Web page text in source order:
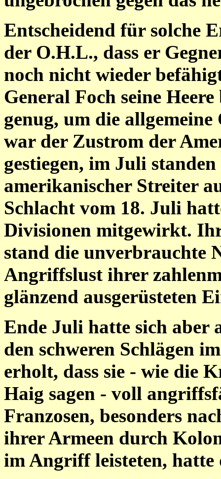
Entscheidend für solche
der O.H.L., dass er
noch nicht wieder
General Foch seine
genug, um die
war der Zustrom der
gestiegen, im Juli
amerikanischer Streiter
Schlacht vom 18. Juli
Divisionen mitgewirkt.
stand die unverbrauchte
Angriffslust ihrer
glänzend ausgerüsteten
Ende Juli hatte sich aber
den schweren Schlägen
erholt, dass sie - wie die
Haig sagen - voll
Franzosen, besonders
ihrer Armeen durch
im Angriff leisteten, hatte